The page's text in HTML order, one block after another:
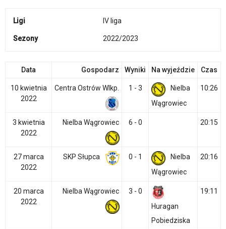
Ligi IV liga
Sezony 2022/2023
Data Gospodarz Wyniki Na wyjeździe Czas
10 kwietnia
2022
Centra Ostrów Wlkp. 1 - 3
Nielba
Wągrowiec
10:26
3 kwietnia
2022
Nielba Wągrowiec 6 - 0 20:15
27 marca
2022
SKP Słupca 0 - 1
Nielba
Wągrowiec
20:16
20 marca
2022
Nielba Wągrowiec
3 - 0
Huragan
Pobiedziska
19:11